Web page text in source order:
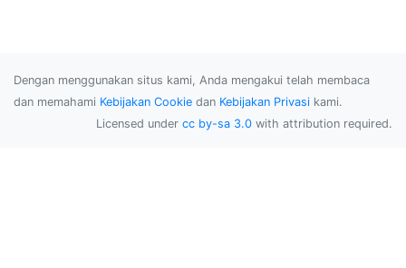
Dengan menggunakan situs kami, Anda mengakui telah membaca
dan memahami Kebijakan Cookie dan Kebijakan Privasi kami.
Licensed under cc by-sa 3.0 with attribution required.